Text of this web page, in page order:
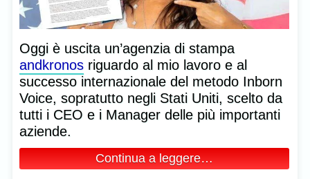
Oggi è uscita un’agenzia di stampa
andkronos riguardo al mio lavoro e al
successo internazionale del metodo Inborn
Voice, sopratutto negli Stati Uniti, scelto da
tutti i CEO e i Manager delle più importanti
aziende.
Continua a leggere…